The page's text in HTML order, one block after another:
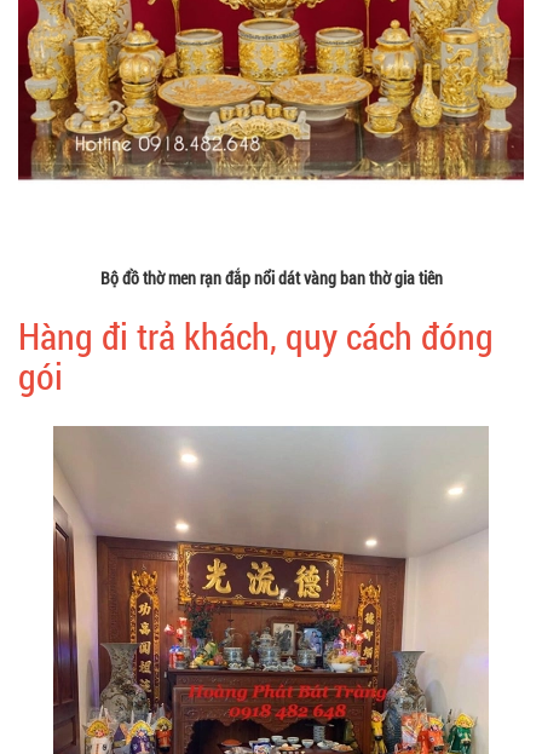
Bộ đồ thờ men rạn đắp nổi dát vàng ban thờ gia tiên
Hàng đi trả khách, quy cách đóng
gói